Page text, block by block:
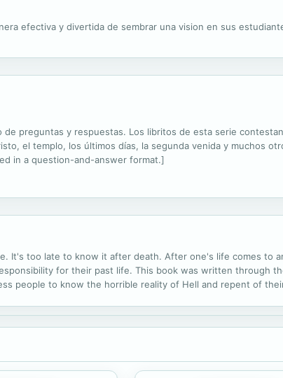
efectiva y divertida de sembrar una vision en sus
preguntas y respuestas. Los libritos de esta serie
el templo, los últimos días, la segunda venida y muchos
in a question-and-answer format.]
It's too late to know it after death. After one's life comes to
for their past life. This book was written through
people to know the horrible reality of Hell and repent of